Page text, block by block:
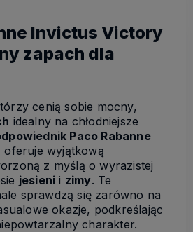
Invictus Victory
zapach dla
cenią sobie mocny,
idealny na chłodniejsze
Paco Rabanne
oferuje wyjątkową
z myślą o wyrazistej
jesieni i zimy. Te
sprawdzą się zarówno na
okazje, podkreślając
charakter.